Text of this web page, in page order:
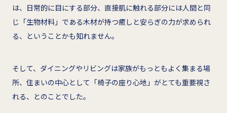
は、日常的に目にする部分、直接肌に触れる部分には人間と同
じ「生物材料」である木材が持つ癒しと安らぎの力が求められ
る、ということかも知れません。
そして、ダイニングやリビングは家族がもっともよく集まる場
所、住まいの中心として「椅子の座り心地」がとても重要視さ
れる、とのことでした。